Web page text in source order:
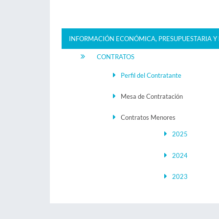
INFORMACIÓN ECONÓMICA, PRESUPUESTARIA
CONTRATOS
Perfil del Contratante
Mesa de Contratación
Contratos Menores
2025
2024
2023